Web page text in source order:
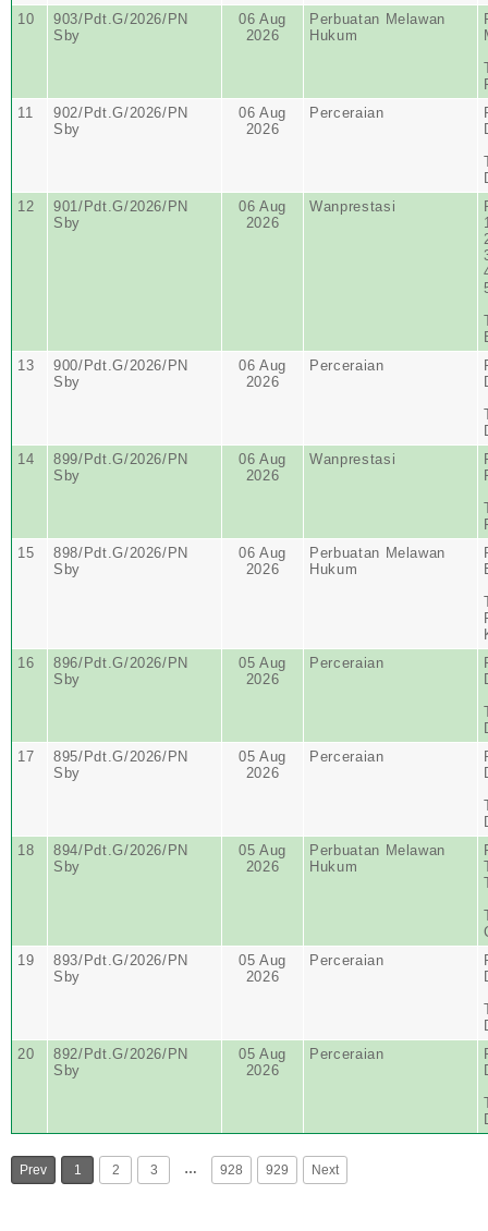
10
903/Pdt.G/2026/PN
Sby
06 Aug
2026
Perbuatan Melawan
Hukum
11
902/Pdt.G/2026/PN
Sby
06 Aug
2026
Perceraian
12
901/Pdt.G/2026/PN
Sby
06 Aug
2026
Wanprestasi
13
900/Pdt.G/2026/PN
Sby
06 Aug
2026
Perceraian
14
899/Pdt.G/2026/PN
Sby
06 Aug
2026
Wanprestasi
15
898/Pdt.G/2026/PN
Sby
06 Aug
2026
Perbuatan Melawan
Hukum
16
896/Pdt.G/2026/PN
Sby
05 Aug
2026
Perceraian
17
895/Pdt.G/2026/PN
Sby
05 Aug
2026
Perceraian
18
894/Pdt.G/2026/PN
Sby
05 Aug
2026
Perbuatan Melawan
Hukum
19
893/Pdt.G/2026/PN
Sby
05 Aug
2026
Perceraian
20
892/Pdt.G/2026/PN
Sby
05 Aug
2026
Perceraian
Prev 1 2 3 … 928 929 Next